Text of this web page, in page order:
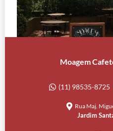
Moagem
(11) 98535-8725
Rua Maj.
Jardim